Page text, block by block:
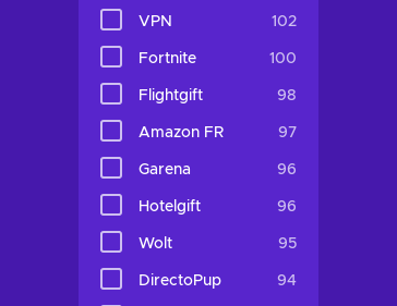
VPN 102
Fortnite 100
Flightgift 98
Amazon FR 97
Garena 96
Hotelgift 96
Wolt 95
DirectoPup 94